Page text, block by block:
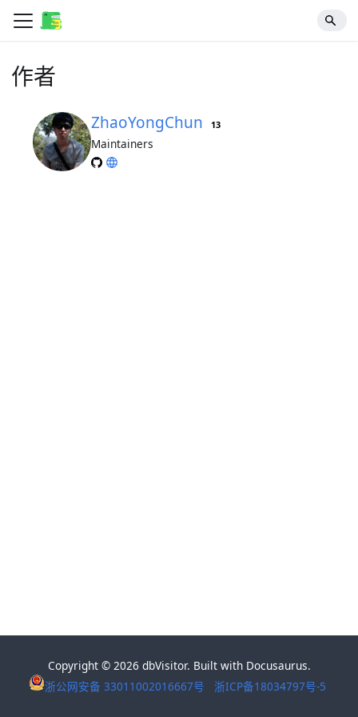
作者
ZhaoYongChun 13
Maintainers
Copyright © 2026 dbVisitor. Built with Docusaurus.
浙公网安备 33011002016667号
浙ICP备18034797号-5